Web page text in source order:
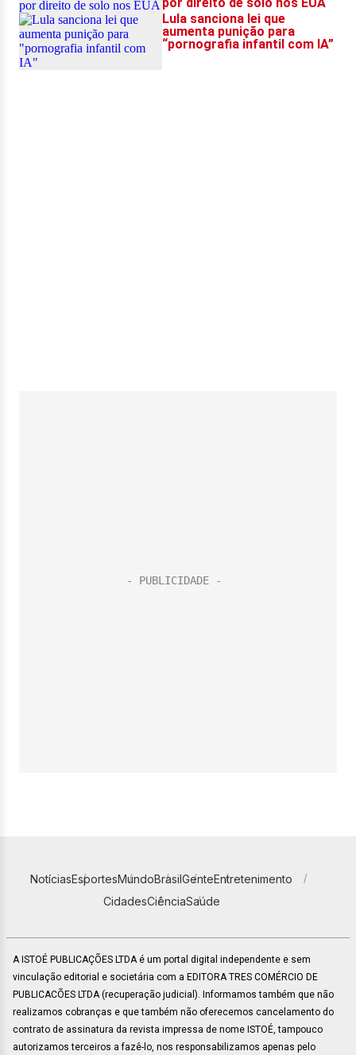
NotíciasEsportesMundoBrasilGenteEntretenimento
CidadesCiênciaSaúde
A ISTOÉ PUBLICAÇÕES LTDA é um portal digital independente e sem
vinculação editorial e societária com a EDITORA TRES COMÉRCIO DE
PUBLICACÕES LTDA (recuperação judicial). Informamos também que não
realizamos cobranças e que também não oferecemos cancelamento do
contrato de assinatura da revista impressa de nome ISTOÉ, tampouco
autorizamos terceiros a fazê-lo, nos responsabilizamos apenas pelo